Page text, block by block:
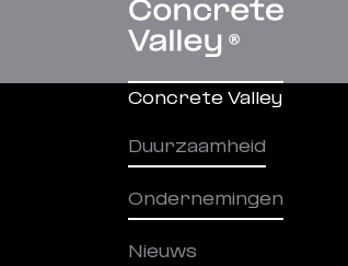
Concrete Valley
Duurzaamheid
Ondernemingen
Nieuws